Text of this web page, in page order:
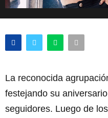
La reconocida
festejando su
seguidores. Luego de